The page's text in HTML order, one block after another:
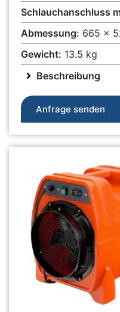
Schlauchanschluss
Abmessung: 665 x
Gewicht: 13.5 kg
Beschreibung
Anfrage senden